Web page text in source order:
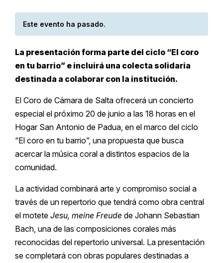
Este evento ha pasado.
La presentación forma parte del ciclo “El coro
en tu barrio” e incluirá una colecta solidaria
destinada a colaborar con la institución.
El Coro de Cámara de Salta ofrecerá un concierto
especial el próximo 20 de junio a las 18 horas en el
Hogar San Antonio de Padua, en el marco del ciclo
“El coro en tu barrio”, una propuesta que busca
acercar la música coral a distintos espacios de la
comunidad.
La actividad combinará arte y compromiso social a
través de un repertorio que tendrá como obra central
el motete Jesu, meine Freude de Johann Sebastian
Bach, una de las composiciones corales más
reconocidas del repertorio universal. La presentación
se completará con obras populares destinadas a